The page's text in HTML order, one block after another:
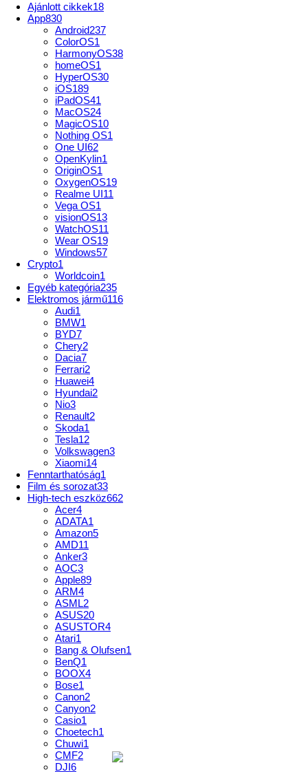
Ajánlott cikkek18
App830
Android237
ColorOS1
HarmonyOS38
homeOS1
HyperOS30
iOS189
iPadOS41
MacOS24
MagicOS10
Nothing OS1
One UI62
OpenKylin1
OriginOS1
OxygenOS19
Realme UI11
Vega OS1
visionOS13
WatchOS11
Wear OS19
Windows57
Crypto1
Worldcoin1
Egyéb kategória235
Elektromos jármű116
Audi1
BMW1
BYD7
Chery2
Dacia7
Ferrari2
Huawei4
Hyundai2
Nio3
Renault2
Skoda1
Tesla12
Volkswagen3
Xiaomi14
Fenntarthatóság1
Film és sorozat33
High-tech eszköz662
Acer4
ADATA1
Amazon5
AMD11
Anker3
AOC3
Apple89
ARM4
ASML2
ASUS20
ASUSTOR4
Atari1
Bang & Olufsen1
BenQ1
BOOX4
Bose1
Canon2
Canyon2
Casio1
Choetech1
Chuwi1
CMF2
DJI6